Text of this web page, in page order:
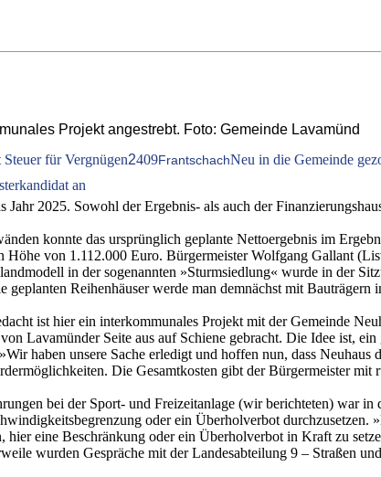
Projekt angestrebt. Foto: Gemeinde Lavamünd
für Vergnügen2409FrantschachNeu in die Gemeinde
an
2025. Sowohl der Ergebnis- als auch der
konnte das ursprünglich geplante Nettoergebnis im
von 1.112.000 Euro. Bürgermeister Wolfgang Gallant
in der sogenannten »Sturmsiedlung« wurde in der
Reihenhäuser werde man demnächst mit Bauträgern
ist hier ein interkommunales Projekt mit der Gemeinde
Lavamünder Seite aus auf Schiene gebracht. Die Idee ist, ein
haben unsere Sache erledigt und hoffen nun, dass Neuhaus
Die Gesamtkosten gibt der Bürgermeister mit
bei der Sport- und Freizeitanlage (wir berichteten) war in
oder ein Überholverbot durchzusetzen.
eine Beschränkung oder ein Überholverbot in Kraft zu
wurden Gespräche mit der Landesabteilung 9 – Straßen